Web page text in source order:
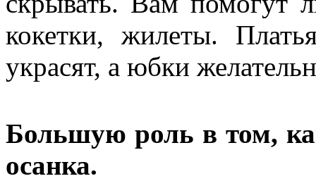
кокетки, жилеты.
украсят, а юбки
Большую роль в том,
осанка.